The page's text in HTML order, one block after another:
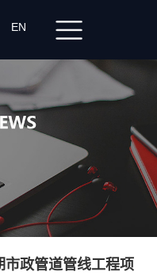
EN
市政管道管线工程项